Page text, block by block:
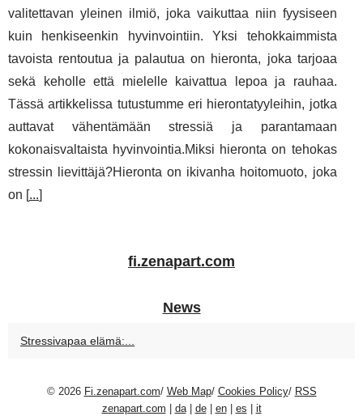
valitettavan yleinen ilmiö, joka vaikuttaa niin fyysiseen
kuin henkiseenkin hyvinvointiin. Yksi tehokkaimmista
tavoista rentoutua ja palautua on hieronta, joka tarjoaa
sekä keholle että mielelle kaivattua lepoa ja rauhaa.
Tässä artikkelissa tutustumme eri hierontatyyleihin, jotka
auttavat vähentämään stressiä ja parantamaan
kokonaisvaltaista hyvinvointia.Miksi hieronta on tehokas
stressin lievittäjä?Hieronta on ikivanha hoitomuoto, joka
on [...]
fi.zenapart.com
News
Stressivapaa elämä:...
© 2026 Fi.zenapart.com/ Web Map/ Cookies Policy/ RSS
zenapart.com
da| de| en| es it